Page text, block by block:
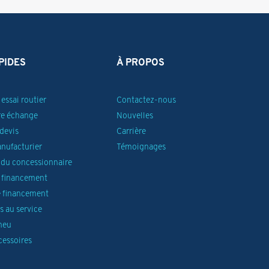
routier
échange
concessionnaire
financement
au service
À PROPOS
Contactez-nous
Nouvelles
Carrière
Témoignages